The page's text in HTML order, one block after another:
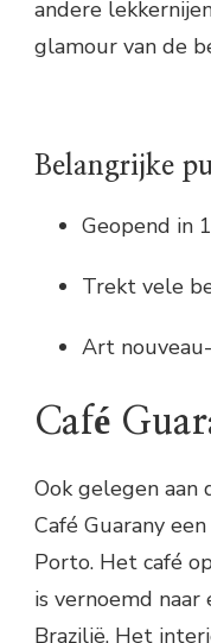
andere
glamour van de
Belangrijke
Geopend in
Trekt vele
Art
Café
Ook gelegen aan
Café Guarany
Porto. Het café
is vernoemd
Brazilië. Het